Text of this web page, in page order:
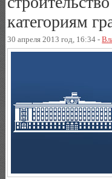
категориям
30 апреля 2013 год, 16:34 -